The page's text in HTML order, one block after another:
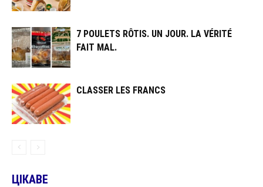
7 POULETS RÔTIS. UN JOUR. LA VÉRITÉ
FAIT MAL.
CLASSER LES FRANCS
ЦІКАВЕ